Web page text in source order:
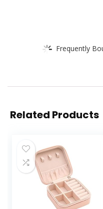
Frequently
Related Products